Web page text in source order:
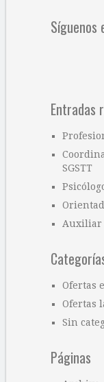
Síguenos
Entradas
SGSTT
Auxiliar
Ofertas
Ofertas
Sin
Páginas